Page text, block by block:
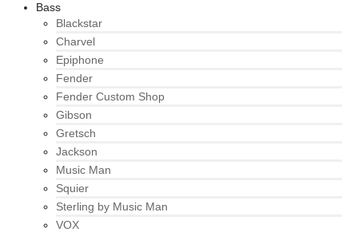
Bass
Blackstar
Charvel
Epiphone
Fender
Fender Custom Shop
Gibson
Gretsch
Jackson
Music Man
Squier
Sterling by Music Man
VOX